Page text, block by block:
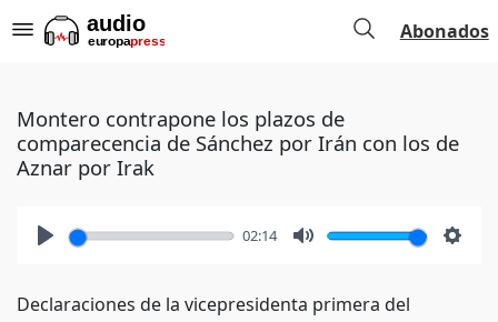
Abonados
Montero contrapone los plazos de
comparecencia de Sánchez por Irán con los de
Aznar por Irak
02:14
Declaraciones de la vicepresidenta primera del